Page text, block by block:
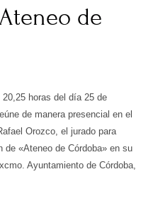
de
horas del día 25 de
de manera presencial en el
Orozco, el jurado para
de «Ateneo de Córdoba» en su
Ayuntamiento de Córdoba,